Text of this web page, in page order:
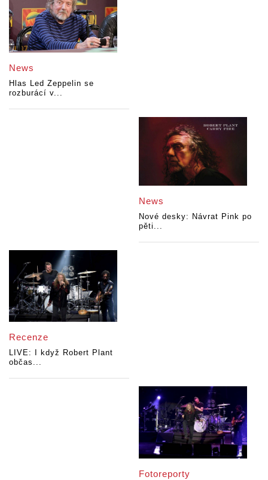
News
Hlas Led Zeppelin se
rozburácí v...
News
Nové desky: Návrat Pink po
pěti...
Recenze
LIVE: I když Robert Plant
občas...
Fotoreporty